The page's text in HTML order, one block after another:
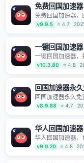
时服务。
免费回国加速器
免费回国加速器，
运营商专线不卡顿
造，帮助海外华人
v9.9.5 ⭐ 4.7
一键回国加速器
一键回国加速器
都在用的音乐视频
Mac TV VIP 支持
艺、哔哩哔哩和优
v10.3.80 ⭐ 4.8
回国加速器永
回国加速器永久
络，快速开启国内
问题；更能加速海
v8.9.88 ⭐ 4.7
华人回国加速器
华人回国加速器，
点 无需注册 一键
乐app,快人一步
v9.0.20 ⭐ 4.8